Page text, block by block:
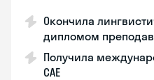
Окончила
дипломом
Получила
CAE